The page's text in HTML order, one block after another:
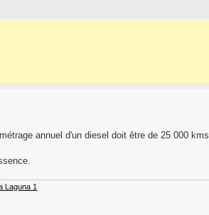
annuel d'un diesel doit être de 25 000 kms.
Laguna 1